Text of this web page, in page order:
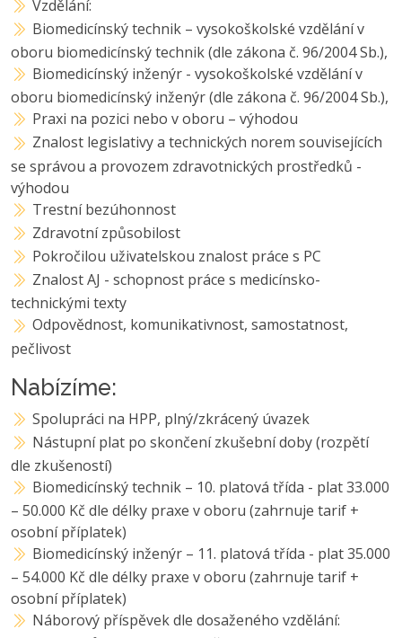
Vzdělání:
Biomedicínský technik – vysokoškolské vzdělání v
oboru biomedicínský technik (dle zákona č. 96/2004 Sb.),
Biomedicínský inženýr - vysokoškolské vzdělání v
oboru biomedicínský inženýr (dle zákona č. 96/2004 Sb.),
Praxi na pozici nebo v oboru – výhodou
Znalost legislativy a technických norem souvisejících
se správou a provozem zdravotnických prostředků -
výhodou
Trestní bezúhonnost
Zdravotní způsobilost
Pokročilou uživatelskou znalost práce s PC
Znalost AJ - schopnost práce s medicínsko-
technickými texty
Odpovědnost, komunikativnost, samostatnost,
pečlivost
Nabízíme:
Spolupráci na HPP, plný/zkrácený úvazek
Nástupní plat po skončení zkušební doby (rozpětí
dle zkušeností)
Biomedicínský technik – 10. platová třída - plat 33.000
– 50.000 Kč dle délky praxe v oboru (zahrnuje tarif +
osobní příplatek)
Biomedicínský inženýr – 11. platová třída - plat 35.000
– 54.000 Kč dle délky praxe v oboru (zahrnuje tarif +
osobní příplatek)
Náborový příspěvek dle dosaženého vzdělání: